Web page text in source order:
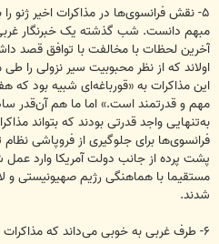
۵- نقش فرانسوی‌ها در مذاکرات اخیر ژنو
مبهم دانست. شب گذشته یک خبرنگار غربی
آخرین لحظات با مخالفت با توافق قصد
اولاند که از نظر محبوبیت سیر نزولی را
این مذاکرات به «قورباغه‌ای شبیه بود
مهم و قدرتمند است.» اما ما هم آن‌قدر
به‌تنهایی واجد قدرتی بودند که بتواند
فرانسوی‌ها برای جلوگیری از فروپاشی نظام
پشت پرده از جانب دولت آمریکا وارد عمل
مستقیما با هماهنگی رژیم صهیونیستی و
شدند.
۶- طرف غربی به خوبی می‌داند که